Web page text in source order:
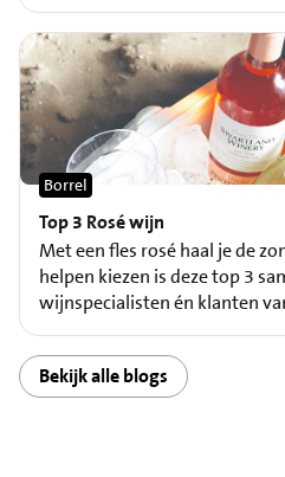
Top 3 Rosé wijn
Borrel
Met een fles rosé haal je de
helpen kiezen is deze top 3
wijnspecialisten én klanten
Bekijk alle blogs